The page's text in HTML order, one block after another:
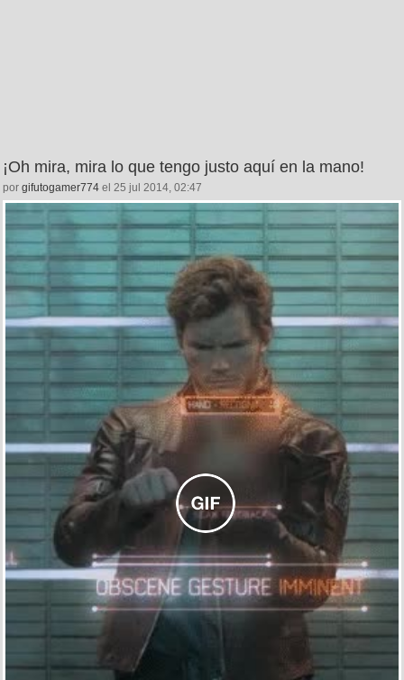
¡Oh mira, mira lo que tengo justo aquí en la mano!
por gifutogamer774 el 25 jul 2014, 02:47